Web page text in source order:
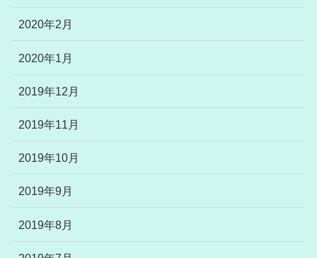
2020年2月
2020年1月
2019年12月
2019年11月
2019年10月
2019年9月
2019年8月